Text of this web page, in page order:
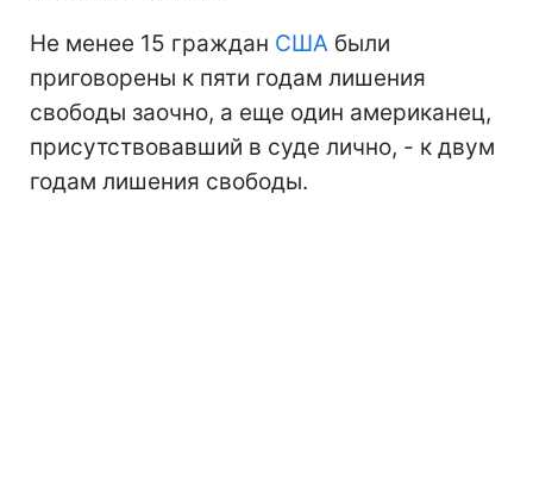
Не менее 15 граждан США были
приговорены к пяти годам лишения
свободы заочно, а еще один американец,
присутствовавший в суде лично, - к двум
годам лишения свободы.